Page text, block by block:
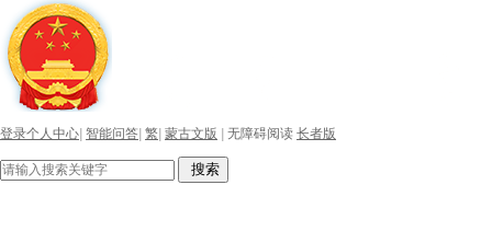
登录个人中心 智能问答 繁 蒙古文版 无障碍阅读 长者版
搜索